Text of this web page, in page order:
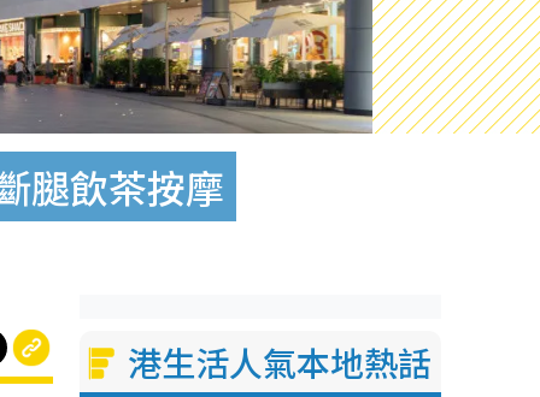
腿飲茶按摩
港生活人氣本地熱話